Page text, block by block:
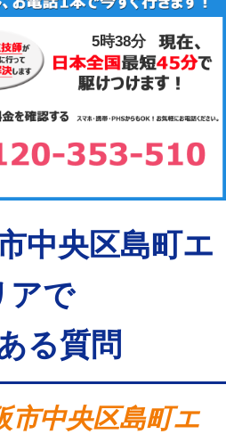
5時38分
中央区島町エ
アで
る質問
市中央区島町エ